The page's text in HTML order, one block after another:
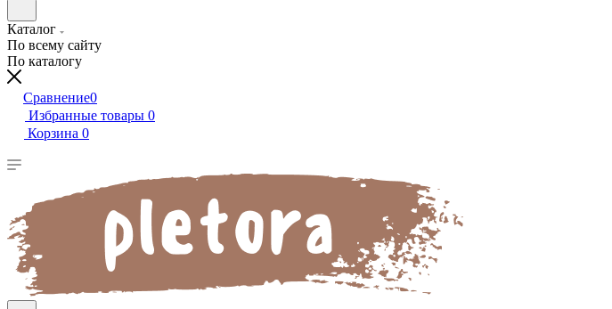
Каталог
По всему сайту
По каталогу
Сравнение0
Избранные товары 0
Корзина 0